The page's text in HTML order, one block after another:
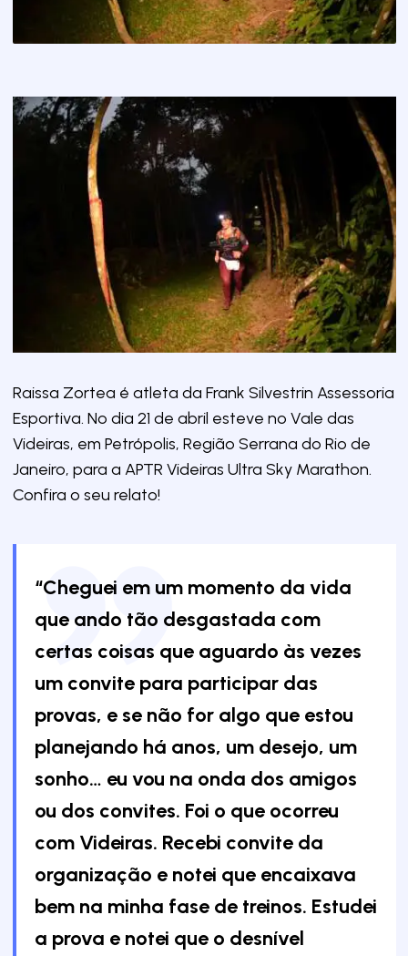
Raissa Zortea é atleta da Frank Silvestrin Assessoria
Esportiva. No dia 21 de abril esteve no Vale das
Videiras, em Petrópolis, Região Serrana do Rio de
Janeiro, para a APTR Videiras Ultra Sky Marathon.
Confira o seu relato!
“Cheguei em um momento da vida
que ando tão desgastada com
certas coisas que aguardo às vezes
um convite para participar das
provas, e se não for algo que estou
planejando há anos, um desejo, um
sonho… eu vou na onda dos amigos
ou dos convites. Foi o que ocorreu
com Videiras. Recebi convite da
organização e notei que encaixava
bem na minha fase de treinos. Estudei
a prova e notei que o desnível